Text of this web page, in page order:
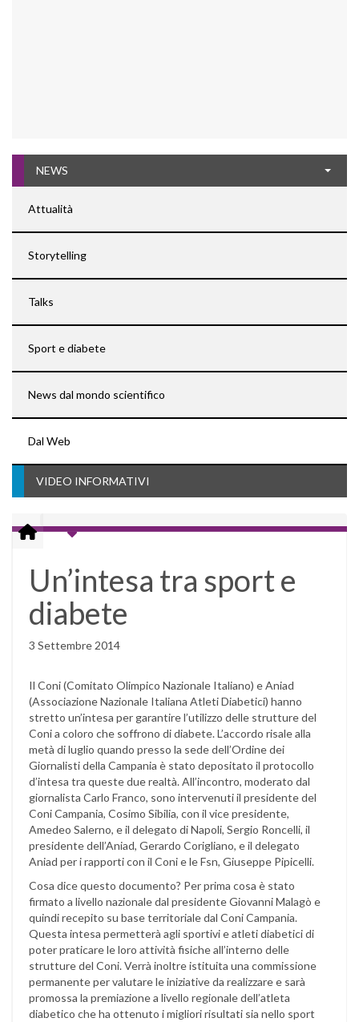
NEWS
Attualità
Storytelling
Talks
Sport e diabete
News dal mondo scientifico
Dal Web
VIDEO INFORMATIVI
Un’intesa tra sport e
diabete
3 Settembre 2014
Il Coni (Comitato Olimpico Nazionale Italiano) e Aniad
(Associazione Nazionale Italiana Atleti Diabetici) hanno
stretto un’intesa per garantire l’utilizzo delle strutture del
Coni a coloro che soffrono di diabete. L’accordo risale alla
metà di luglio quando presso la sede dell’Ordine dei
Giornalisti della Campania è stato depositato il protocollo
d’intesa tra queste due realtà. All’incontro, moderato dal
giornalista Carlo Franco, sono intervenuti il presidente del
Coni Campania, Cosimo Sibilia, con il vice presidente,
Amedeo Salerno, e il delegato di Napoli, Sergio Roncelli, il
presidente dell’Aniad, Gerardo Corigliano, e il delegato
Aniad per i rapporti con il Coni e le Fsn, Giuseppe Pipicelli.
Cosa dice questo documento? Per prima cosa è stato
firmato a livello nazionale dal presidente Giovanni Malagò e
quindi recepito su base territoriale dal Coni Campania.
Questa intesa permetterà agli sportivi e atleti diabetici di
poter praticare le loro attività fisiche all’interno delle
strutture del Coni. Verrà inoltre istituita una commissione
permanente per valutare le iniziative da realizzare e sarà
promossa la premiazione a livello regionale dell’atleta
diabetico che ha ottenuto i migliori risultati sia nello sport